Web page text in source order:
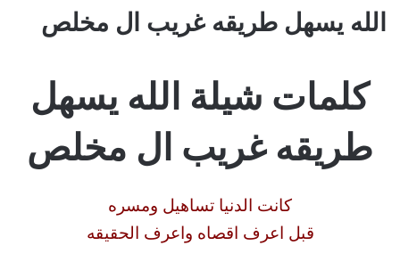
الله يسهل طريقه غريب ال مخلص
كلمات شيلة الله يسهل
طريقه غريب ال مخلص
كانت الدنيا تساهيل ومسره
قبل اعرف اقصاه واعرف الحقيقه